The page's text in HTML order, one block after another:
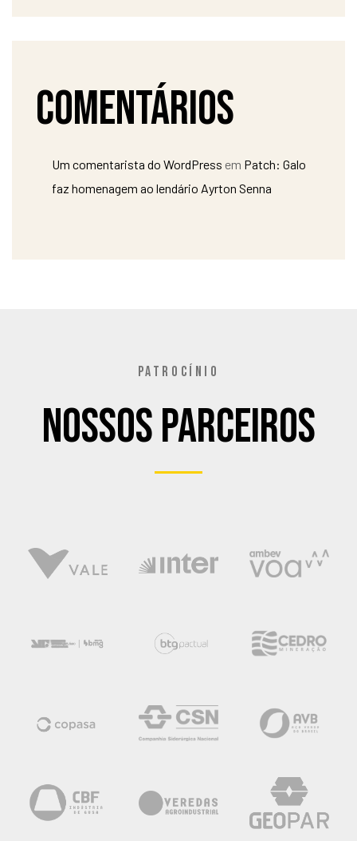
Comentários
Um comentarista do WordPress em Patch: Galo
faz homenagem ao lendário Ayrton Senna
PATROCÍNIO
Nossos Parceiros